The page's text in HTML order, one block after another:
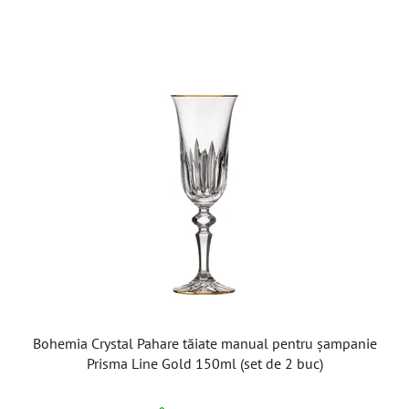
Bohemia Crystal Pahare tăiate manual pentru șampanie
Prisma Line Gold 150ml (set de 2 buc)